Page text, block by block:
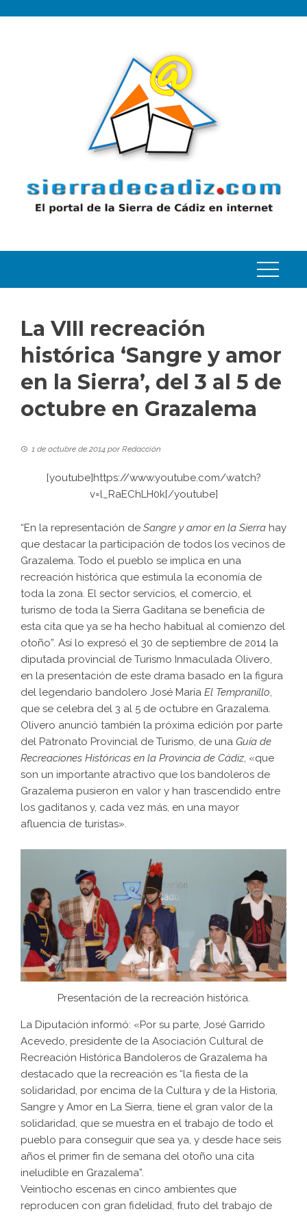
La VIII recreación
histórica ‘Sangre y amor
en la Sierra’, del 3 al 5 de
octubre en Grazalema
1 de octubre de 2014 porRedacción
[youtube]https://www.youtube.com/watch?
v=l_RaEChLH0k[/youtube]
“En la representación de Sangre y amor en la Sierra hay
que destacar la participación de todos los vecinos de
Grazalema. Todo el pueblo se implica en una
recreación histórica que estimula la economía de
toda la zona. El sector servicios, el comercio, el
turismo de toda la Sierra Gaditana se beneficia de
esta cita que ya se ha hecho habitual al comienzo del
otoño”. Así lo expresó el 30 de septiembre de 2014 la
diputada provincial de Turismo Inmaculada Olivero,
en la presentación de este drama basado en la figura
del legendario bandolero José María El Tempranillo,
que se celebra del 3 al 5 de octubre en Grazalema.
Olivero anunció también la próxima edición por parte
del Patronato Provincial de Turismo, de una Guía de
Recreaciones Históricas en la Provincia de Cádiz, «que
son un importante atractivo que los bandoleros de
Grazalema pusieron en valor y han trascendido entre
los gaditanos y, cada vez más, en una mayor
afluencia de turistas».
Presentación de la recreación histórica.
La Diputación informó: «Por su parte, José Garrido
Acevedo, presidente de la Asociación Cultural de
Recreación Histórica Bandoleros de Grazalema ha
destacado que la recreación es “la fiesta de la
solidaridad, por encima de la Cultura y de la Historia,
Sangre y Amor en La Sierra, tiene el gran valor de la
solidaridad, que se muestra en el trabajo de todo el
pueblo para conseguir que sea ya, y desde hace seis
años el primer fin de semana del otoño una cita
ineludible en Grazalema”.
Veintiocho escenas en cinco ambientes que
reproducen con gran fidelidad, fruto del trabajo de